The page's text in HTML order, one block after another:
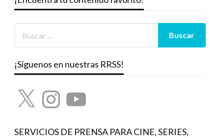
¡Síguenos en nuestras RRSS!
X InstagramYouTube
SERVICIOS DE PRENSA PARA CINE, SERIES,